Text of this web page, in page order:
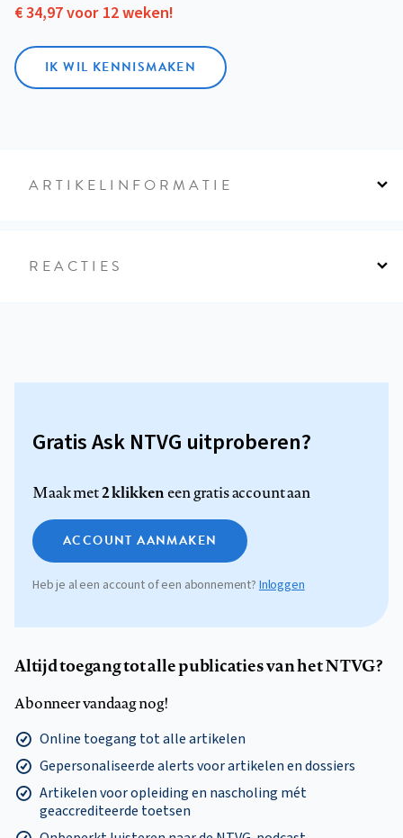
€ 34,97 voor 12 weken!
IK WIL KENNISMAKEN
ARTIKELINFORMATIE
REACTIES
Gratis Ask NTVG uitproberen?
Maak met2 klikkeneen gratis account aan
ACCOUNT AANMAKEN
Heb je al een account of een abonnement?Inloggen
Altijd toegang tot alle publicaties van het NTVG?
Abonneer vandaag nog!
Online toegang tot alle artikelen
Gepersonaliseerde alerts voor artikelen en dossiers
Artikelen voor opleiding en nascholing mét
geaccrediteerde toetsen